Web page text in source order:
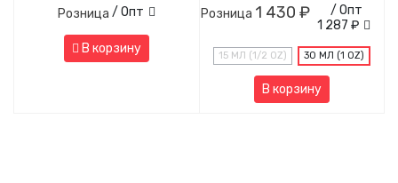
Розница / Опт
В корзину
Розница 1 430 ₽
/ Опт
1 287 ₽
15 МЛ (1/2 OZ) 30 МЛ (1 OZ)
В корзину